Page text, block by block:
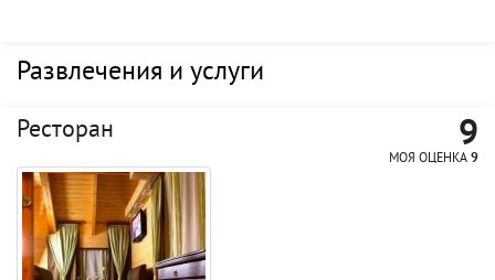
Развлечения и услуги
Ресторан 9
МОЯ ОЦЕНКА 9